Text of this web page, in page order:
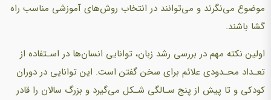
موضوع می‌نگرند و می‌توانند در انتخاب روش‌های آموزشی مناسب راه
گشا باشند.
اولین نکته مهم در بررسی رشد زبان، توانایی انسان‌ها در اسـتفاده از
تعـداد محـدودی علائم برای سخن گفتن است. این توانایی در دوران
کودکی و تا پیش از پنج سـالگی شـکل می‌گیرد و بزرگ سالان را قادر